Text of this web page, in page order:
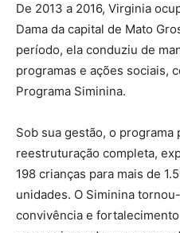
De 2013 a 2016, Virginia
Dama da capital de Mato
período, ela conduziu de
programas e ações sociais,
Programa Siminina.
Sob sua gestão, o programa
reestruturação completa,
198 crianças para mais de
unidades. O Siminina
convivência e